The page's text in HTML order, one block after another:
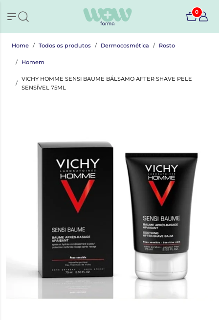
0
Home Todos os produtos Dermocosmética Rosto
Homem
VICHY HOMME SENSI BAUME BÁLSAMO AFTER SHAVE PELE
SENSÍVEL 75ML